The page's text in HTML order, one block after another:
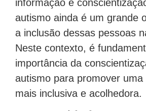
informação e
autismo ainda é um grande
a inclusão dessas pessoas
Neste contexto, é
importância da
autismo para promover uma
mais inclusiva e acolhedora.